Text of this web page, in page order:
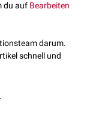
du auf Bearbeiten
darum.
schnell und